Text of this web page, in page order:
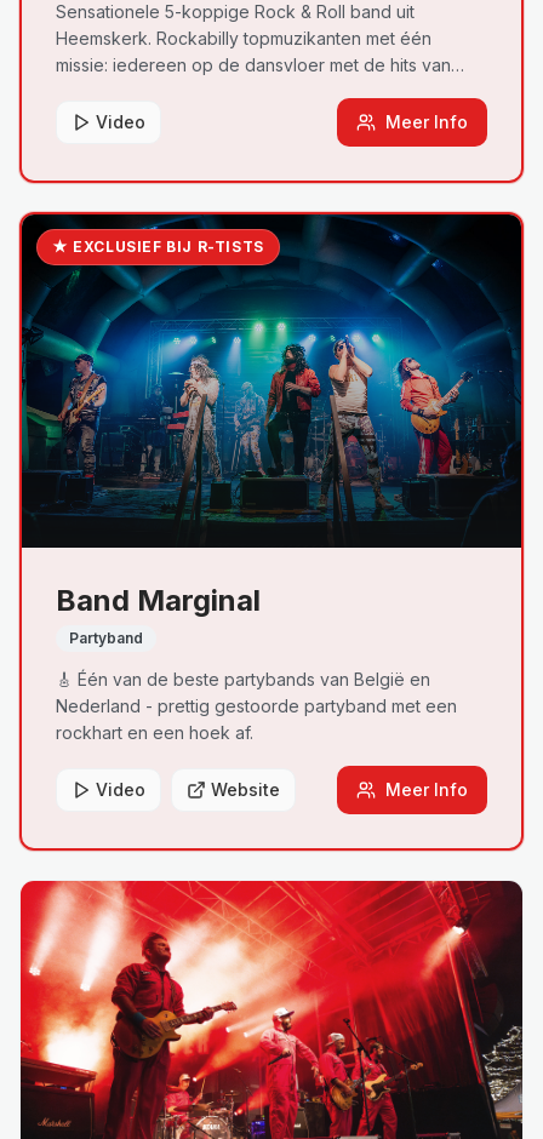
Sensationele 5-koppige Rock & Roll band uit
Heemskerk. Rockabilly topmuzikanten met één
missie: iedereen op de dansvloer met de hits van
Video
Meer Info
★ EXCLUSIEF BIJ R-TISTS
Band Marginal
Partyband
🎸 Één van de beste partybands van België en
Nederland - prettig gestoorde partyband met een
rockhart en een hoek af.
Video Website Meer Info